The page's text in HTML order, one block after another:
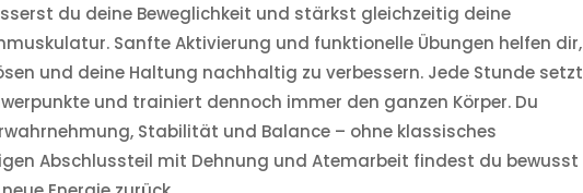
du deine Beweglichkeit und stärkst gleichzeitig deine
Sanfte Aktivierung und funktionelle Übungen helfen dir,
und deine Haltung nachhaltig zu verbessern. Jede Stunde setzt
und trainiert dennoch immer den ganzen Körper. Du
Stabilität und Balance – ohne klassisches
Abschlussteil mit Dehnung und Atemarbeit findest du bewusst